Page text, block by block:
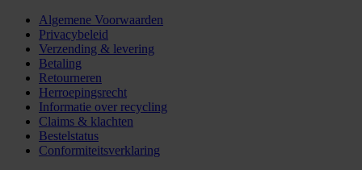
Algemene Voorwaarden
Privacybeleid
Verzending & levering
Betaling
Retourneren
Herroepingsrecht
Informatie over recycling
Claims & klachten
Bestelstatus
Conformiteitsverklaring